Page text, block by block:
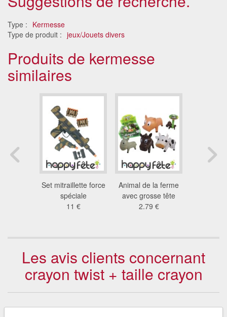
Type : Kermesse
Type de produit : jeux/Jouets divers
Produits de kermesse
similaires
Set mitraillette force
spéciale
11 €
Animal de la ferme
avec grosse tête
2.79 €
Les avis clients concernant
crayon twist + taille crayon